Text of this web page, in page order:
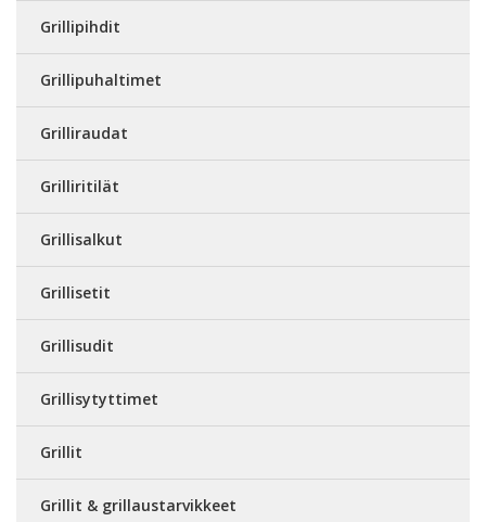
Grillipihdit
Grillipuhaltimet
Grilliraudat
Grilliritilät
Grillisalkut
Grillisetit
Grillisudit
Grillisytyttimet
Grillit
Grillit & grillaustarvikkeet